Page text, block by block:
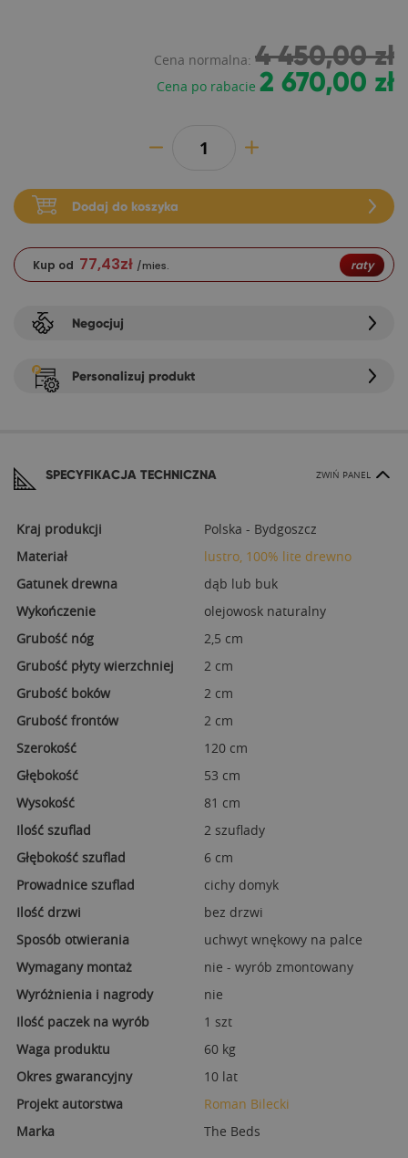
Cena normalna: 4 450,00 zł
Cena po rabacie 2 670,00 zł
Dodaj do koszyka
Kup od 77,43zł /mies. raty
Negocjuj
Personalizuj produkt
SPECYFIKACJA TECHNICZNA ZWIŃ PANEL
Kraj produkcji
Polska - Bydgoszcz
Materiał
lustro, 100% lite drewno
Gatunek drewna
dąb lub buk
Wykończenie
olejowosk naturalny
Grubość nóg
2,5 cm
Grubość płyty wierzchniej
2 cm
Grubość boków
2 cm
Grubość frontów
2 cm
Szerokość
120 cm
Głębokość
53 cm
Wysokość
81 cm
Ilość szuflad
2 szuflady
Głębokość szuflad
6 cm
Prowadnice szuflad
cichy domyk
Ilość drzwi
bez drzwi
Sposób otwierania
uchwyt wnękowy na palce
Wymagany montaż
nie - wyrób zmontowany
Wyróżnienia i nagrody
nie
Ilość paczek na wyrób
1 szt
Waga produktu
60 kg
Okres gwarancyjny
10 lat
Projekt autorstwa
Roman Bilecki
Marka
The Beds